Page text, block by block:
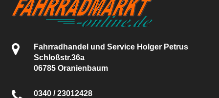
Fahrradhandel und Service Holger Petrus
Schloßstr.36a
06785 Oranienbaum
0340 / 23012428